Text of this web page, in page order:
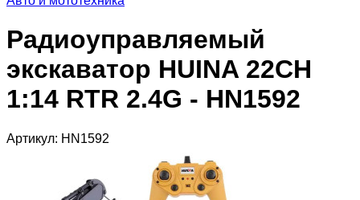
Радиоуправляемый
экскаватор HUINA 22CH
1:14 RTR 2.4G - HN1592
Артикул: HN1592